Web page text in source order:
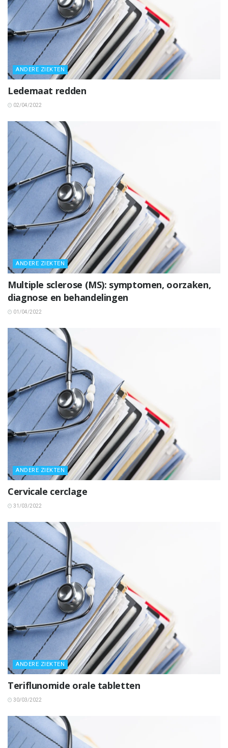
ANDERE ZIEKTEN
Ledemaat redden
02/04/2022
ANDERE ZIEKTEN
Multiple sclerose (MS): symptomen, oorzaken,
diagnose en behandelingen
01/04/2022
ANDERE ZIEKTEN
Cervicale cerclage
31/03/2022
ANDERE ZIEKTEN
Teriflunomide orale tabletten
30/03/2022